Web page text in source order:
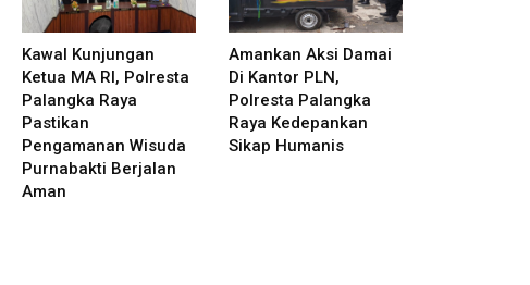
Kawal Kunjungan
Ketua MA RI, Polresta
Palangka Raya
Pastikan
Pengamanan Wisuda
Purnabakti Berjalan
Aman
Amankan Aksi Damai
Di Kantor PLN,
Polresta Palangka
Raya Kedepankan
Sikap Humanis